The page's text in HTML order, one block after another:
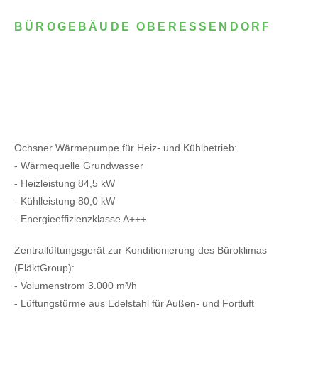
BÜROGEBÄUDE OBERESSENDORF
Ochsner Wärmepumpe für Heiz- und Kühlbetrieb:
- Wärmequelle Grundwasser
- Heizleistung 84,5 kW
- Kühlleistung 80,0 kW
- Energieeffizienzklasse A+++
Zentrallüftungsgerät zur Konditionierung des Büroklimas
(FläktGroup):
- Volumenstrom 3.000 m³/h
- Lüftungstürme aus Edelstahl für Außen- und Fortluft